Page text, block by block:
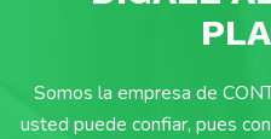
Somos la empresa de
usted puede confiar, pues